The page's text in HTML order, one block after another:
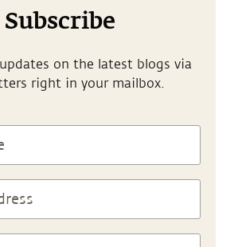
Subscribe
on the latest blogs via
right in your mailbox.